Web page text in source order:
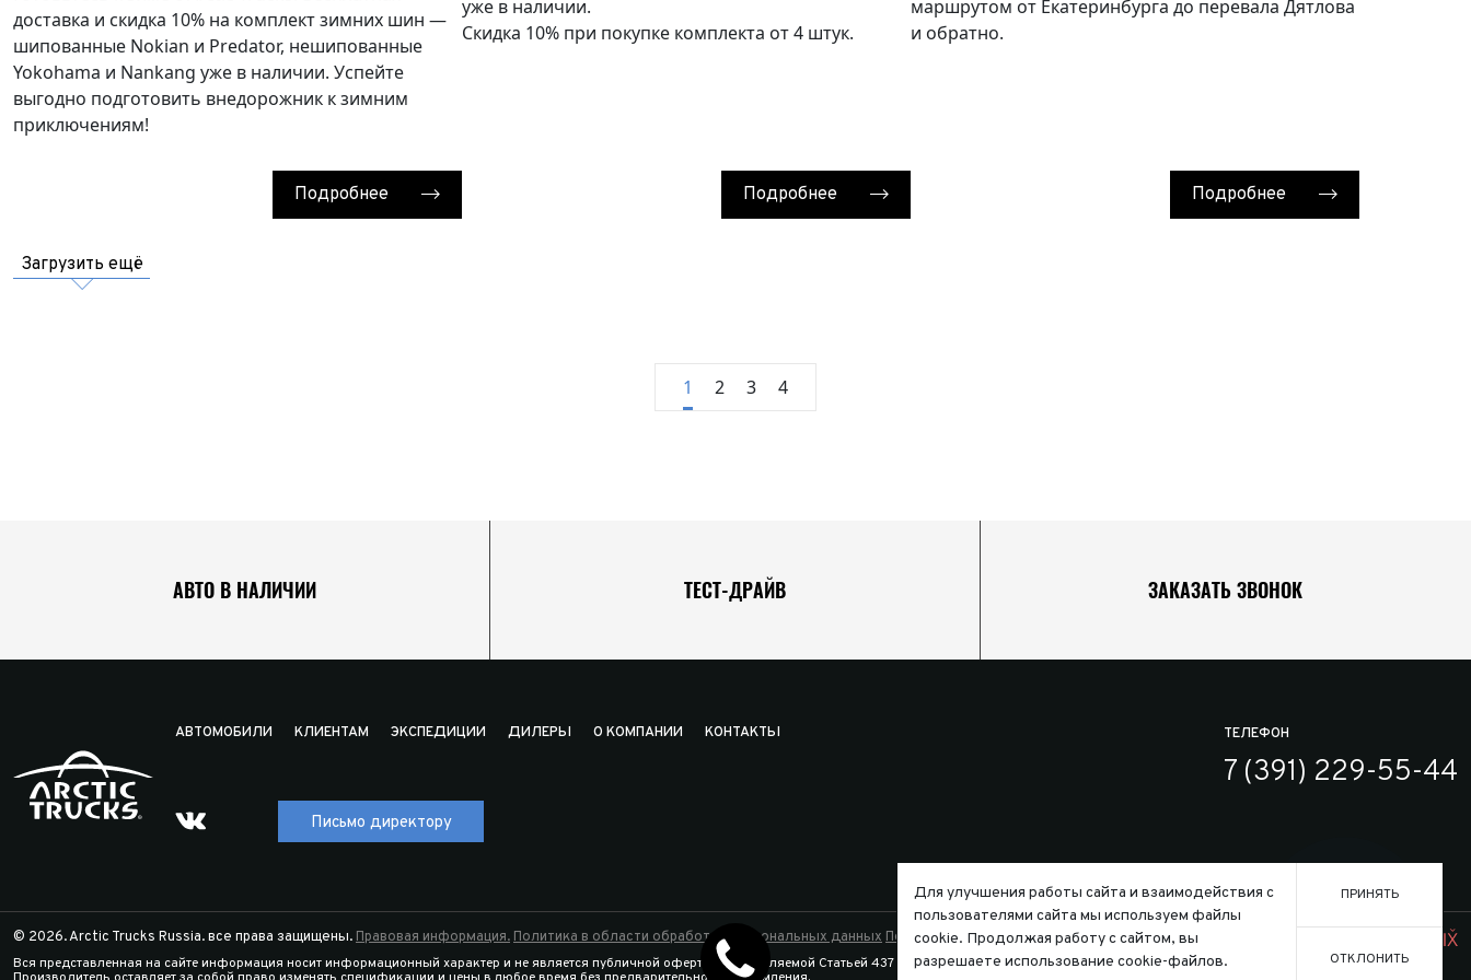
доставка и скидка 10% на комплект зимних шин —
шипованные Nokian и Predator, нешипованные
Yokohama и Nankang уже в наличии. Успейте
выгодно подготовить внедорожник к зимним
приключениям!
Подробнее
уже в наличии.
Скидка 10% при покупке комплекта от 4 штук.
Подробнее
маршрутом от Екатеринбурга до перевала Дятлова
и обратно.
Подробнее
Загрузить ещё
1 2 3 4
АВТО В НАЛИЧИИ ТЕСТ-ДРАЙВ ЗАКАЗАТЬ ЗВОНОК
АВТОМОБИЛИ КЛИЕНТАМ ЭКСПЕДИЦИИ ДИЛЕРЫ О КОМПАНИИ КОНТАКТЫ
Письмо директору
ТЕЛЕФОН
7 (391) 229-55-44
© 2026. Arctic Trucks Russia. все права защищены.Правовая информация.Политика в области обработки персональных данныхПолитика использования файлов cookie
Вся представленная на сайте информация носит информационный характер и не является публичной офертой, определяемой Статьей 437 Гражданского кодекса Российской Федерации.
Отправить
Заказать
Для улучшения работы сайта и взаимодействия с
пользователями сайта мы используем файлы
cookie. Продолжая работу с сайтом, вы
разрешаете использование cookie-файлов.
ПРИНЯТЬ
ОТКЛОНИТЬ